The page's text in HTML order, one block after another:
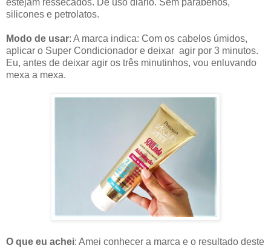
estejam ressecados. De uso diário. Sem parabenos,
silicones e petrolatos.
Modo de usar: A marca indica: Com os cabelos úmidos,
aplicar o Super Condicionador e deixar agir por 3 minutos.
Eu, antes de deixar agir os três minutinhos, vou enluvando
mexa a mexa.
O que eu achei: Amei conhecer a marca e o resultado deste